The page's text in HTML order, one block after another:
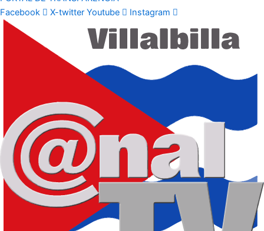
Facebook
X-twitter Youtube Instagram